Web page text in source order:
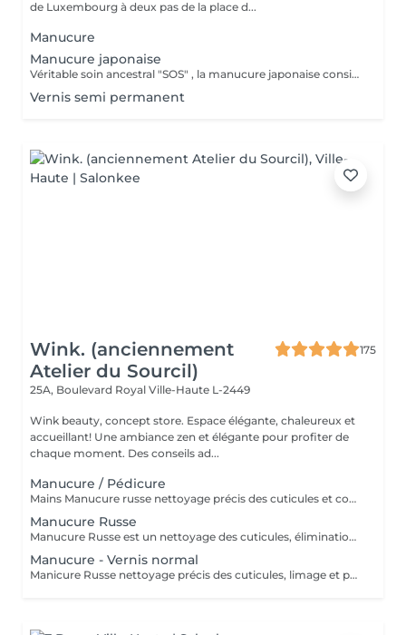
de Luxembourg à deux pas de la place d...
Manucure
Manucure japonaise
Véritable soin ancestral "SOS" , la manucure japonaise consiste à nourrir l'ongle en profondeur à l'aide de produits 100% naturels riches en cire d'abeille, kératine et vitamines, puis à faire pénétrer ces actifs grâce à un polissage doux. Cela permet de lisser la surface de l'ongle et de lui donner une brillance naturelle effet glossy pendant 3 semaines. L'effet est immédiat et le résultat est bluffant. Ce rituel stimule la circulation sanguine et la croissance des ongles Idéale pour les ongles fragiles, abîmés ou après des poses de gel ou semi-permanent, la manucure japonaise aide à retrouver des ongles sains, forts et brillants. Excellente manucure pour les personnes qui ne veulent pas ou ne peuvent pas mettre du gel, semi permanent.
Vernis semi permanent
Wink. (anciennement
Atelier du Sourcil)
175
25A, Boulevard Royal Ville-Haute L-2449
Wink beauty, concept store. Espace élégante, chaleureux et
accueillant! Une ambiance zen et élégante pour profiter de
chaque moment. Des conseils ad...
Manucure / Pédicure
Mains Manucure russe nettoyage précis des cuticules et contour des ongles. Application d'un vernis semi-permanent qui dure 3 à 4 semaines. Résultat naturel, brillant et résistant aux chocs. Pieds Retrait des cuticules, limage et polissage des ongles. Application de la base semi-permanent : protège l'ongle naturel et favorise l'adhérence. Application de la couleur semi-permanent : couche uniforme pour une finition parfaite.
Manucure Russe
Manucure Russe est un nettoyage des cuticules, élimination douce mais complète des cuticules et des peaux mortes autour de l'ongle. Limage et polissage de l'ongle.
Manucure - Vernis normal
Manicure Russe nettoyage précis des cuticules, limage et polissage de l'ongle. Vernis classique appliqué sur l'ongle naturel. Rendu brillant, élégant.